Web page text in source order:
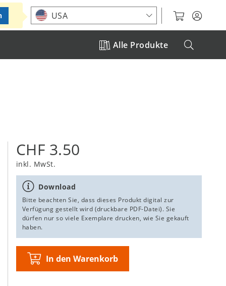
Standort auswählen
Alle Produkte
USA
CHF 3.50
inkl. MwSt.
Download
Bitte beachten Sie, dass dieses Produkt digital zur
Verfügung gestellt wird (druckbare PDF-Datei). Sie
dürfen nur so viele Exemplare drucken, wie Sie gekauft
haben.
In den Warenkorb